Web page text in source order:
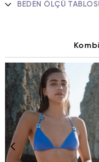
BEDEN ÖLÇÜ